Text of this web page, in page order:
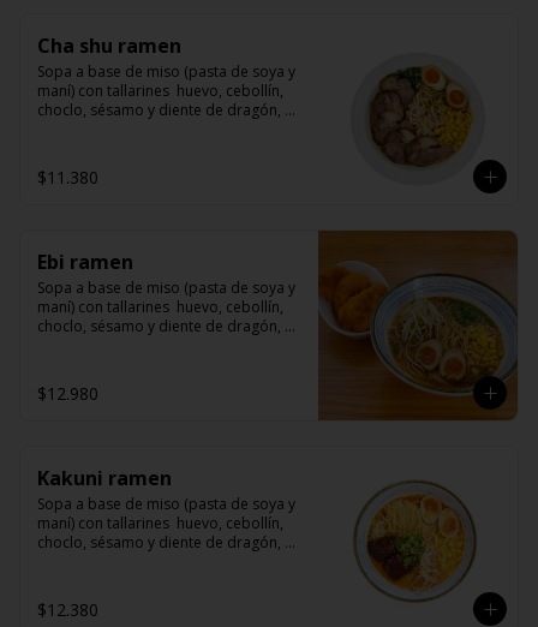
Cha shu ramen
Sopa a base de miso (pasta de soya y
maní) con tallarines  huevo, cebollín,
choclo, sésamo y diente de dragón,
$11.380
Ebi ramen
Sopa a base de miso (pasta de soya y
maní) con tallarines  huevo, cebollín,
choclo, sésamo y diente de dragón,
$12.980
Kakuni ramen
Sopa a base de miso (pasta de soya y
maní) con tallarines  huevo, cebollín,
choclo, sésamo y diente de dragón,
$12.380